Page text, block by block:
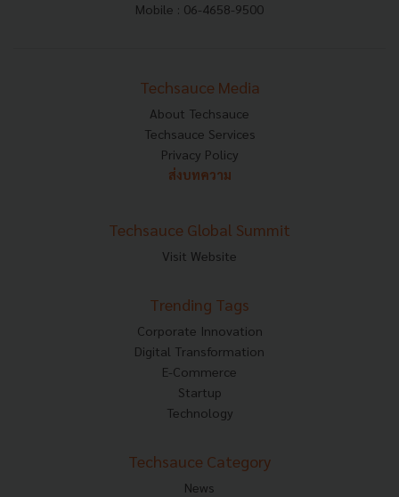
Mobile : 06-4658-9500
Techsauce Media
About Techsauce
Techsauce Services
Privacy Policy
ส่งบทความ
Techsauce Global Summit
Visit Website
Trending Tags
Corporate Innovation
Digital Transformation
E-Commerce
Startup
Technology
Techsauce Category
News